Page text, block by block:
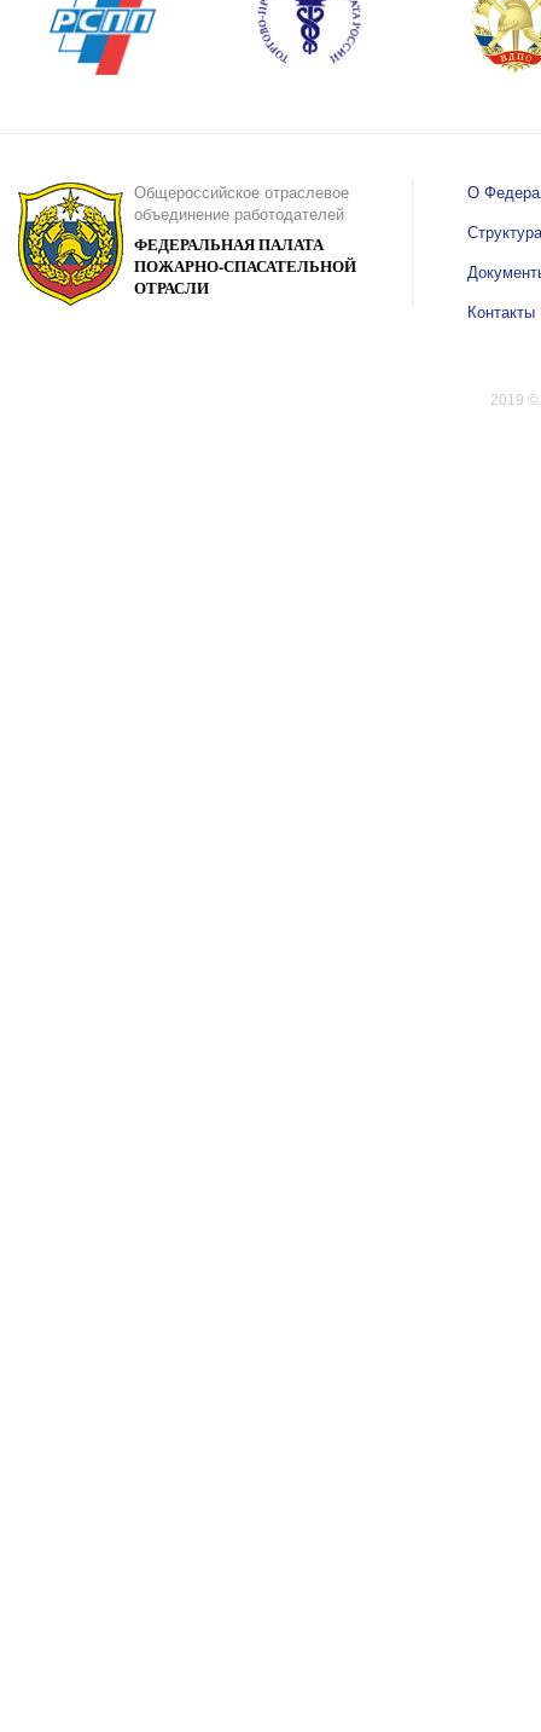
Общероссийское отраслевое
объединение работодателей
ФЕДЕРАЛЬНАЯ ПАЛАТА
ПОЖАРНО-СПАСАТЕЛЬНОЙ
ОТРАСЛИ
О
Структура
Контакты
2019